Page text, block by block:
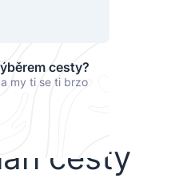
cesty?
my ti se ti brzo
cesty